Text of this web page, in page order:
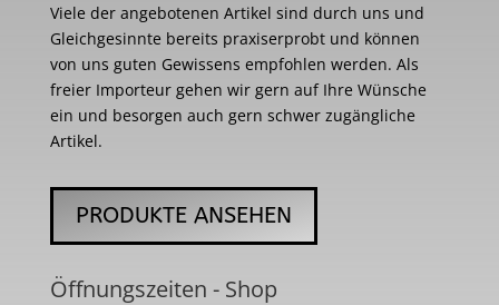
Viele der angebotenen Artikel sind durch uns und
Gleichgesinnte bereits praxiserprobt und können
von uns guten Gewissens empfohlen werden. Als
freier Importeur gehen wir gern auf Ihre Wünsche
ein und besorgen auch gern schwer zugängliche
Artikel.
PRODUKTE ANSEHEN
Öffnungszeiten - Shop